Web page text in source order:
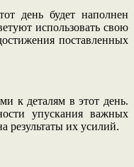
день будет наполнен
использовать свою
поставленных
к деталям в этот день.
упускания важных
результаты их усилий.